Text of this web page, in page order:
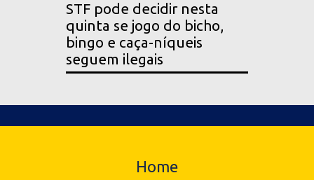
STF pode decidir nesta
quinta se jogo do bicho,
bingo e caça-níqueis
seguem ilegais
Home